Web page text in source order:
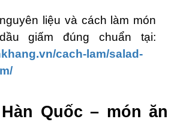
liệu và cách làm món
giấm đúng chuẩn tại:
cach-lam/salad-
Quốc – món ăn